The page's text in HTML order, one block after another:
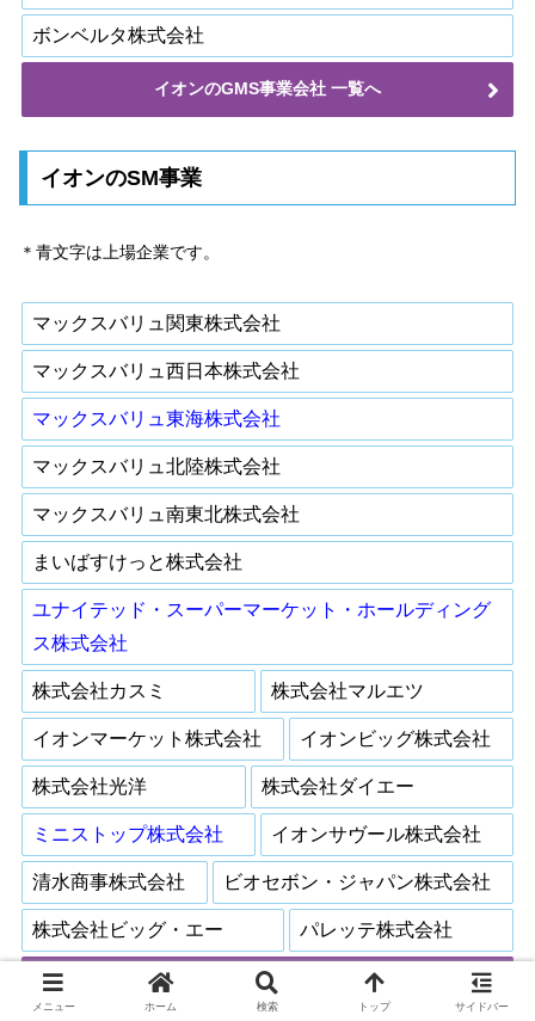
ボンベルタ株式会社
イオンのGMS事業会社 一覧へ
イオンのSM事業
＊青文字は上場企業です。
マックスバリュ関東株式会社
マックスバリュ西日本株式会社
マックスバリュ東海株式会社
マックスバリュ北陸株式会社
マックスバリュ南東北株式会社
まいばすけっと株式会社
ユナイテッド・スーパーマーケット・ホールディング
ス株式会社
株式会社カスミ 株式会社マルエツ
イオンマーケット株式会社 イオンビッグ株式会社
株式会社光洋 株式会社ダイエー
ミニストップ株式会社 イオンサヴール株式会社
清水商事株式会社 ビオセボン・ジャパン株式会社
株式会社ビッグ・エー パレッテ株式会社
イオンのSM事業会社 一覧へ
メニュー ホーム 検索 トップ サイドバー